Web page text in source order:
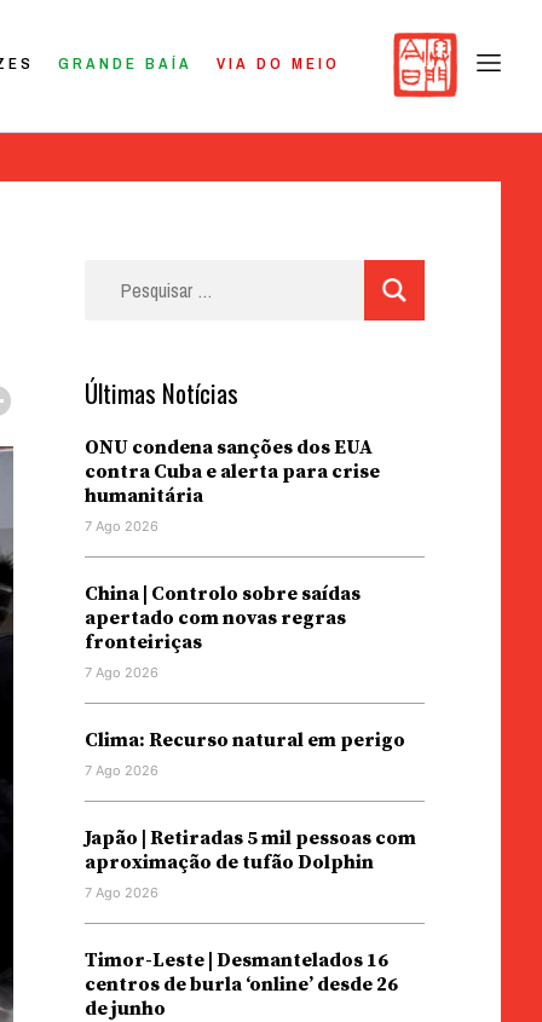
GRANDE BAÍA VIA DO MEIO
Últimas Notícias
ONU condena sanções dos EUA
contra Cuba e alerta para crise
humanitária
7 Ago 2026
China | Controlo sobre saídas
apertado com novas regras
fronteiriças
7 Ago 2026
Clima: Recurso natural em perigo
7 Ago 2026
Japão | Retiradas 5 mil pessoas com
aproximação de tufão Dolphin
7 Ago 2026
Timor-Leste | Desmantelados 16
centros de burla ‘online’ desde 26
de junho